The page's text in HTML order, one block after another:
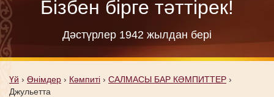
Бізбен бірге тәттірек!
Дәстүрлер 1942 жылдан берi
Үй › Өнімдер › Кәмпиті › САЛМАСЫ БАР КӘМПИТТЕР ›
Джульетта